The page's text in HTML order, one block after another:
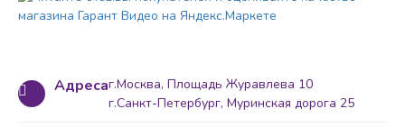
Адресаг.Москва, Площадь Журавлева 10
г.Санкт-Петербург, Муринская дорога 25